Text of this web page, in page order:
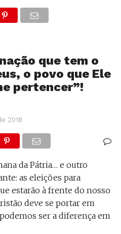
que tem o
o povo que Ele
pertencer”!
2018
da Pátria… e outro
as eleições para
estarão à frente do nosso
deve se portar em
ser a diferença em